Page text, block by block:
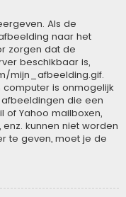
Als de
naar het
zorgen dat de
beschikbaar is,
mijn_afbeelding.gif.
is onmogelijk
die een
of Yahoo mailboxen,
kunnen niet worden
te geven, moet je de